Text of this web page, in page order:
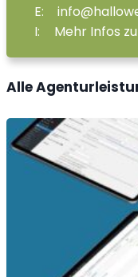
E:
I:
Mehr Infos
Alle